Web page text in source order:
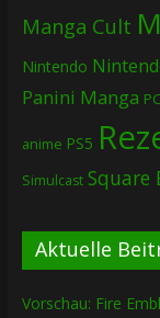
Manga Cult
Nintendo
Panini Manga PC
anime PS5
Simulcast Square
Aktuelle
Vorschau: Fire